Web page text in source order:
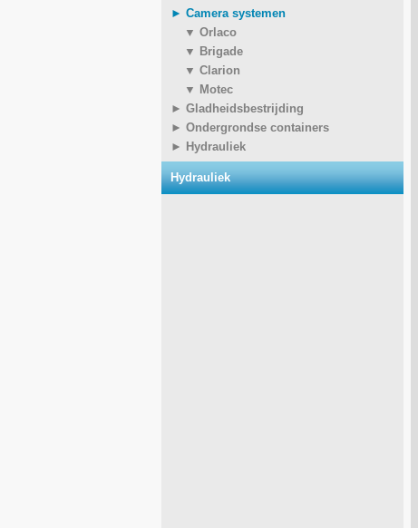
► Camera systemen
▼ Orlaco
▼ Brigade
▼ Clarion
▼ Motec
► Gladheidsbestrijding
► Ondergrondse containers
► Hydrauliek
Hydrauliek